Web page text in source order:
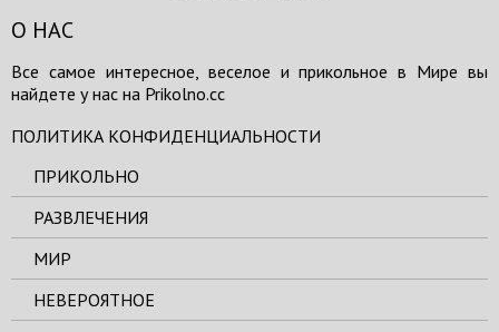
О НАС
Все самое интересное, веселое и прикольное в Мире вы
найдете у нас на Prikolno.cc
ПОЛИТИКА КОНФИДЕНЦИАЛЬНОСТИ
ПРИКОЛЬНО
РАЗВЛЕЧЕНИЯ
МИР
НЕВЕРОЯТНОЕ